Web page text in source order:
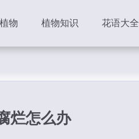
物 植物知识 花语大全
烂怎么办